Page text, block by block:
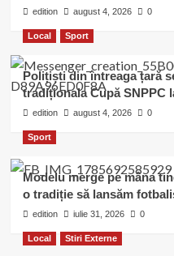
edition august 4, 2026 0
Local Sport
Polițiști din întreaga țară
tradiționala Cupă SNPPC
edition august 4, 2026 0
Sport
Modelu merge pe mâna
o tradiție să lansăm
edition iulie 31, 2026 0
Local Stiri Externe